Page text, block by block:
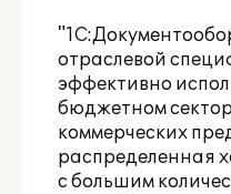
отраслевой
эффективно
бюджетном
коммерческих
распределенная
с большим